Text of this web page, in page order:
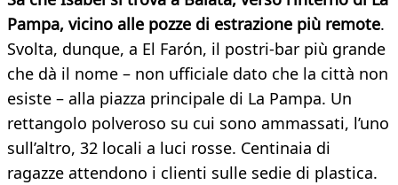
Pampa, vicino alle pozze di estrazione più remote.
Svolta, dunque, a El Farón, il postri-bar più grande
che dà il nome – non ufficiale dato che la città non
esiste – alla piazza principale di La Pampa. Un
rettangolo polveroso su cui sono ammassati, l’uno
sull’altro, 32 locali a luci rosse. Centinaia di
ragazze attendono i clienti sulle sedie di plastica.